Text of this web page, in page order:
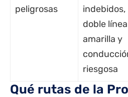
peligrosas
indebidos,
doble línea
amarilla y
riesgosa
Qué rutas de la